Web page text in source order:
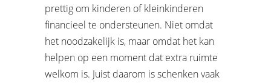
prettig om kinderen of kleinkinderen
financieel te ondersteunen. Niet omdat
het noodzakelijk is, maar omdat het kan
helpen op een moment dat extra ruimte
welkom is. Juist daarom is schenken vaak